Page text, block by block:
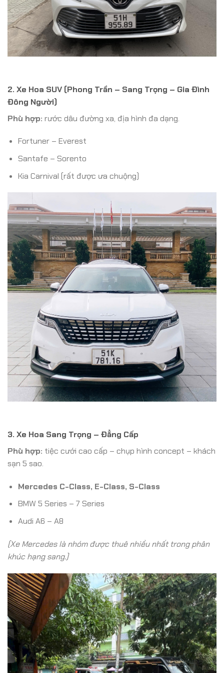
2. Xe Hoa SUV (Phong Trần – Sang Trọng – Gia Đình
Đông Người)
Phù hợp: rước dâu đường xa, địa hình đa dạng.
Fortuner – Everest
Santafe – Sorento
Kia Carnival (rất được ưa chuộng)
3. Xe Hoa Sang Trọng – Đẳng Cấp
Phù hợp: tiệc cưới cao cấp – chụp hình concept – khách
sạn 5 sao.
Mercedes C-Class, E-Class, S-Class
BMW 5 Series – 7 Series
Audi A6 – A8
(Xe Mercedes là nhóm được thuê nhiều nhất trong phân
khúc hạng sang.)